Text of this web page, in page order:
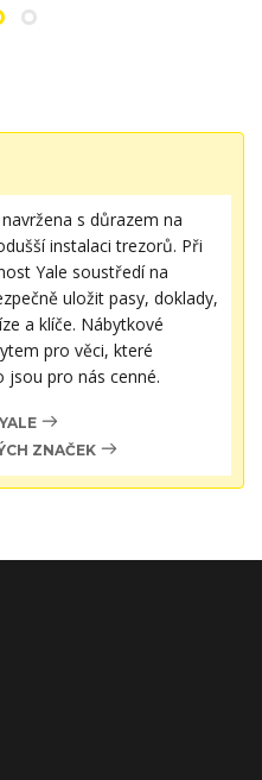
s důrazem na
instalaci trezorů. Při
Yale soustředí na
uložit pasy, doklady,
a klíče. Nábytkové
pro věci, které
jsou pro nás cenné.
ZNAČEK